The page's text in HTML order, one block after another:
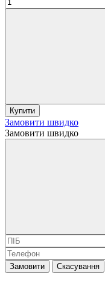
Купити
Замовити швидко
Замовити швидко
Замовити Скасування